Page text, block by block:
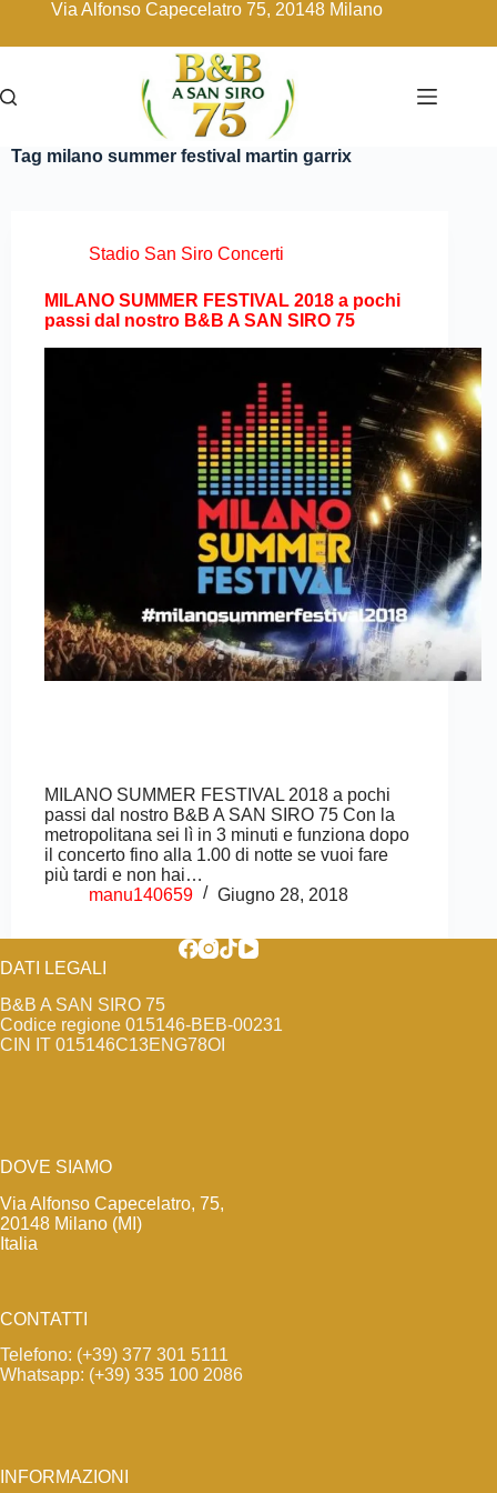
Via Alfonso Capecelatro 75, 20148 Milano
Tag milano summer festival martin garrix
Stadio San Siro Concerti
MILANO SUMMER FESTIVAL 2018 a pochi
passi dal nostro B&B A SAN SIRO 75
MILANO SUMMER FESTIVAL 2018 a pochi
passi dal nostro B&B A SAN SIRO 75 Con la
metropolitana sei lì in 3 minuti e funziona dopo
il concerto fino alla 1.00 di notte se vuoi fare
più tardi e non hai…
manu140659
Giugno 28, 2018
DATI LEGALI
B&B A SAN SIRO 75
Codice regione 015146-BEB-00231
CIN IT 015146C13ENG78OI
DOVE SIAMO
Via Alfonso Capecelatro, 75,
20148 Milano (MI)
Italia
CONTATTI
Telefono: (+39) 377 301 5111
Whatsapp: (+39) 335 100 2086
INFORMAZIONI